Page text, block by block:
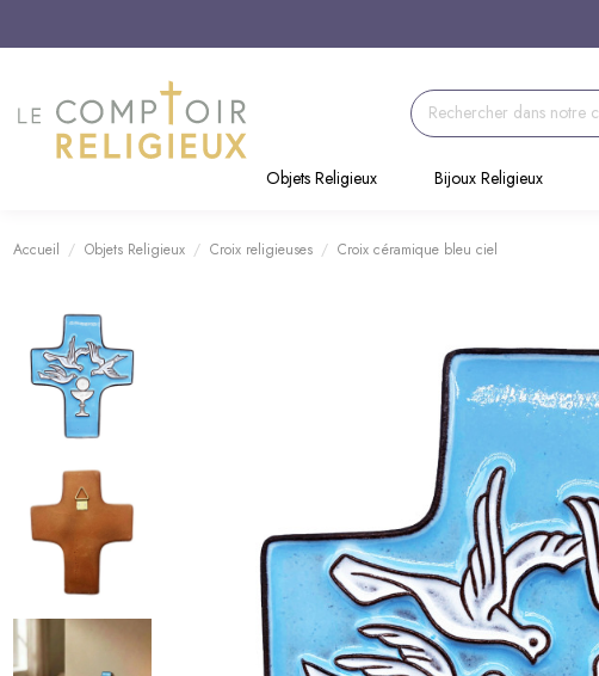
Objets Religieux
Bijoux Religieux
Accueil Objets Religieux Croix religieuses Croix céramique bleu ciel